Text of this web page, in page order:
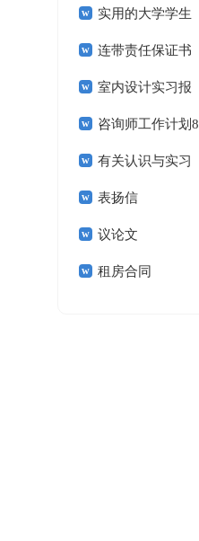
实用的大学学生
实习报告范文锦集六
篇
连带责任保证书
室内设计实习报
告汇编15篇
咨询师工作计划8
篇 有关认识与实习
报告模板集锦十篇
表扬信
议论文
租房合同